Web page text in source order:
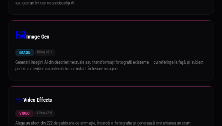
sau gesturi într-un nou videoclip AI
🖼️Image Gen
IMAGE kling-v2-1
Generați imagini AI din descrieri textuale sau transformați fotografii existente — cu referințe la față și subiect
pentru a menține caracterul dvs. constant în fiecare imagine
✨Video Effects
VIDEO kling-v2-6
Alege un efect din 222 de șabloane de animație, încarcă o fotografie și generează instantaneu un scurt